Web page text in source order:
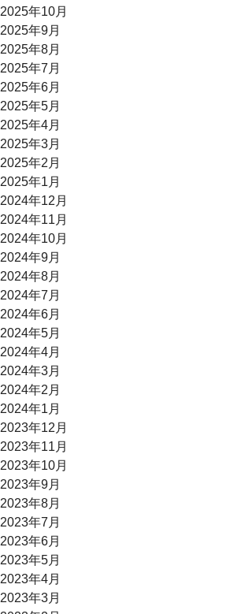
2025年10月
2025年9月
2025年8月
2025年7月
2025年6月
2025年5月
2025年4月
2025年3月
2025年2月
2025年1月
2024年12月
2024年11月
2024年10月
2024年9月
2024年8月
2024年7月
2024年6月
2024年5月
2024年4月
2024年3月
2024年2月
2024年1月
2023年12月
2023年11月
2023年10月
2023年9月
2023年8月
2023年7月
2023年6月
2023年5月
2023年4月
2023年3月